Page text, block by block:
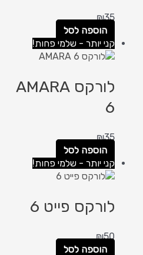
₪35
הוספה לסל
קני יותר - שלמי פחות!
לורקס AMARA
6
₪35
הוספה לסל
קני יותר - שלמי פחות!
לורקס פייט 6
₪50
הוספה לסל